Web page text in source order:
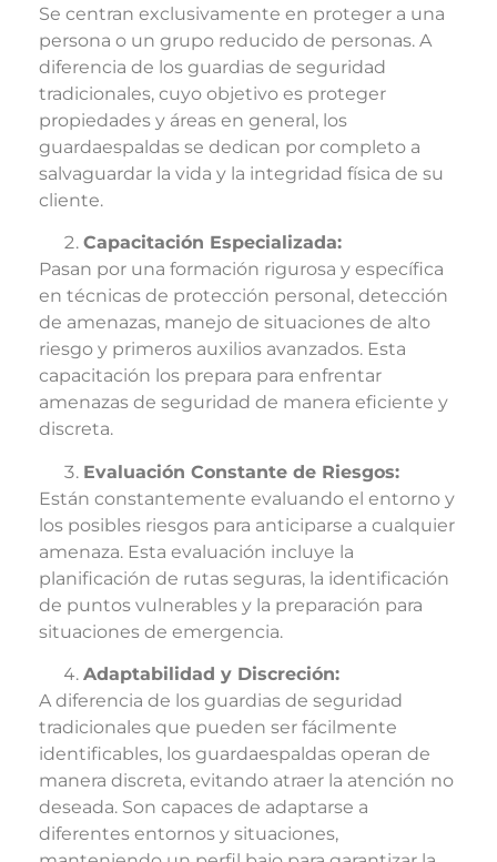
Se centran exclusivamente en proteger a una
persona o un grupo reducido de personas. A
diferencia de los guardias de seguridad
tradicionales, cuyo objetivo es proteger
propiedades y áreas en general, los
guardaespaldas se dedican por completo a
salvaguardar la vida y la integridad física de su
cliente.
Capacitación Especializada:
Pasan por una formación rigurosa y específica
en técnicas de protección personal, detección
de amenazas, manejo de situaciones de alto
riesgo y primeros auxilios avanzados. Esta
capacitación los prepara para enfrentar
amenazas de seguridad de manera eficiente y
discreta.
Evaluación Constante de Riesgos:
Están constantemente evaluando el entorno y
los posibles riesgos para anticiparse a cualquier
amenaza. Esta evaluación incluye la
planificación de rutas seguras, la identificación
de puntos vulnerables y la preparación para
situaciones de emergencia.
Adaptabilidad y Discreción:
A diferencia de los guardias de seguridad
tradicionales que pueden ser fácilmente
identificables, los guardaespaldas operan de
manera discreta, evitando atraer la atención no
deseada. Son capaces de adaptarse a
diferentes entornos y situaciones,